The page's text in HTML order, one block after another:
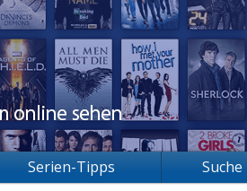
Serien-Tipps Suche